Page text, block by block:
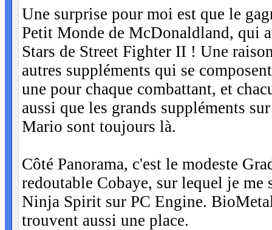
Une surprise pour moi est que le
Petit Monde de McDonaldland, qui
Stars de Street Fighter II ! Une
autres suppléments qui se
une pour chaque combattant, et
aussi que les grands suppléments
Mario sont toujours là.
Côté Panorama, c'est le modeste
redoutable Cobaye, sur lequel je me
Ninja Spirit sur PC Engine.
trouvent aussi une place.